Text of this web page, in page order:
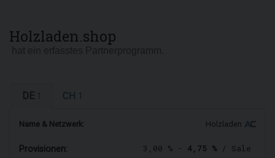
Holzladen.shop
DE CH
Name & Netzwerk: Holzladen
Provisionen: 3,00 % - 4,75 % / Sale